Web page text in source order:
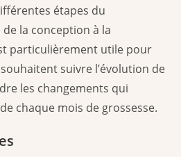
étapes du
la conception à la
particulièrement utile pour
suivre l’évolution de
les changements qui
chaque mois de grossesse.